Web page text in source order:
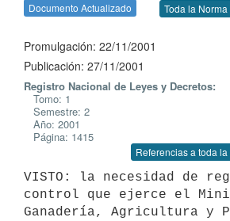
Documento Actualizado Toda la Norma
Promulgación: 22/11/2001
Publicación: 27/11/2001
Registro Nacional de Leyes y Decretos:
Tomo: 1
Semestre: 2
Año: 2001
Página: 1415
Referencias a toda la
VISTO: la necesidad de
control que ejerce el
Ganadería, Agricultura y